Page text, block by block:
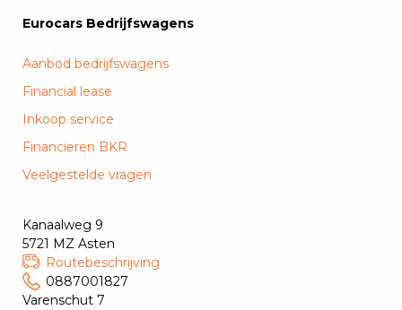
Eurocars Bedrijfswagens
Aanbod bedrijfswagens
Financial lease
Inkoop service
Financieren BKR
Veelgestelde vragen
Kanaalweg 9
5721 MZ Asten
Routebeschrijving
0887001827
Varenschut 7